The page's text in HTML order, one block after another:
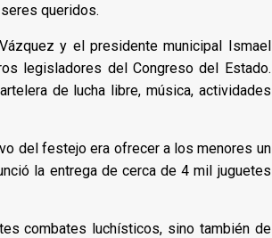
queridos.
y el presidente municipal Ismael
legisladores del Congreso del Estado.
de lucha libre, música, actividades
del festejo era ofrecer a los menores un
la entrega de cerca de 4 mil juguetes
combates luchísticos, sino también de